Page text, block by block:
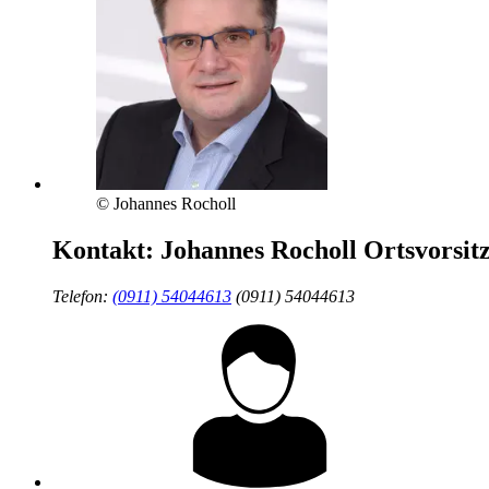
© Johannes Rocholl
Kontakt: Johannes Rocholl
Telefon: (0911) 54044613 (0911) 54044613